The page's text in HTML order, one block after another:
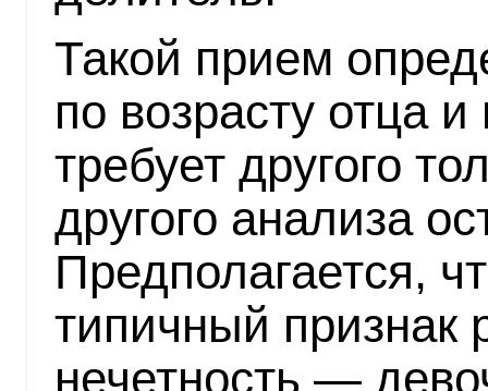
Такой прием
по возрасту отца
требует другого
другого анализа
Предполагается,
типичный признак
нечетность —